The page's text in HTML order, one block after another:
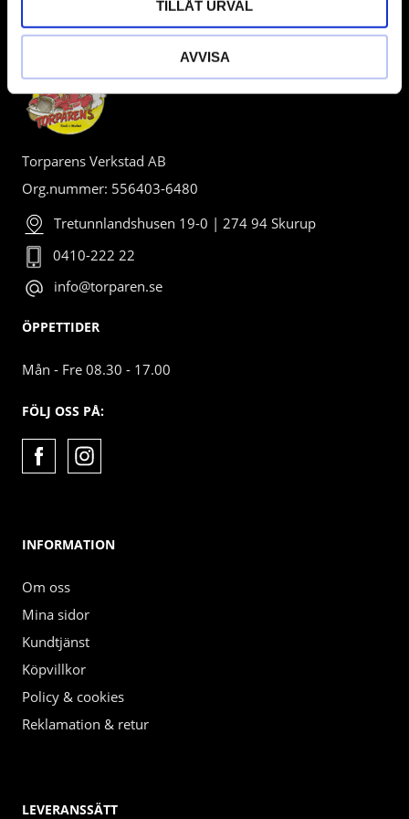
TILLÅT URVAL
AVVISA
Torparens Verkstad AB
Org.nummer: 556403-6480
Tretunnlandshusen 19-0 | 274 94 Skurup
0410-222 22
info@torparen.se
ÖPPETTIDER
Mån - Fre 08.30 - 17.00
FÖLJ OSS PÅ:
INFORMATION
Om oss
Mina sidor
Kundtjänst
Köpvillkor
Policy & cookies
Reklamation & retur
LEVERANSSÄTT